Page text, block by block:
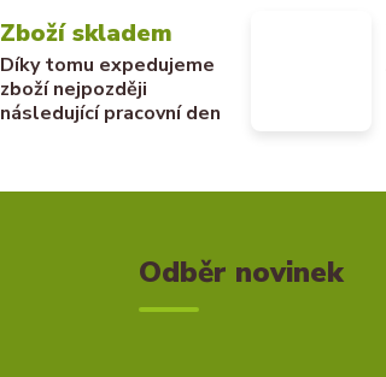
Zboží skladem
Díky tomu expedujeme
zboží nejpozději
následující pracovní den
Odběr novinek